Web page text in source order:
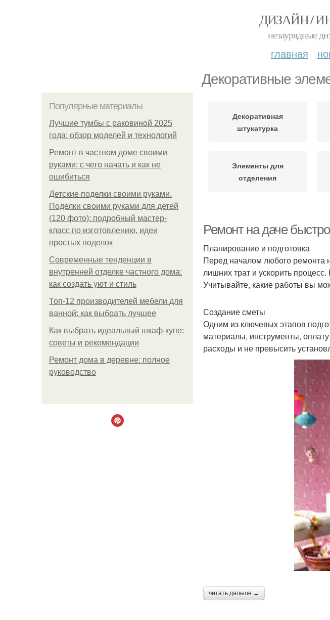
ДИЗАЙН /
незаурядные
главная
Декоративные
Популярные материалы
Лучшие тумбы с раковиной 2025
года: обзор моделей и технологий
Ремонт в частном доме своими
руками: с чего начать и как не
ошибиться
Детские поделки своими руками.
Поделки своими руками для детей
(120 фото): подробный мастер-
класс по изготовлению, идеи
простых поделок
Современные тенденции в
внутренней отделке частного дома:
как создать уют и стиль
Топ-12 производителей мебели для
ванной: как выбрать лучшее
Как выбрать идеальный шкаф-купе:
советы и рекомендации
Ремонт дома в деревне: полное
руководство
Декоративная
штукатурка
Элементы для
отделения
Ремонт на даче
Планирование и подготовка
Перед началом любого ремонта
лишних трат и ускорить
Учитывайте, какие работы вы
Создание сметы
Одним из ключевых этапов
материалы, инструменты,
расходы и не превысить
читать дальше →